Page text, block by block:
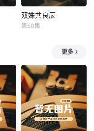
双姝共良辰
双姝共良辰
第50集
更多